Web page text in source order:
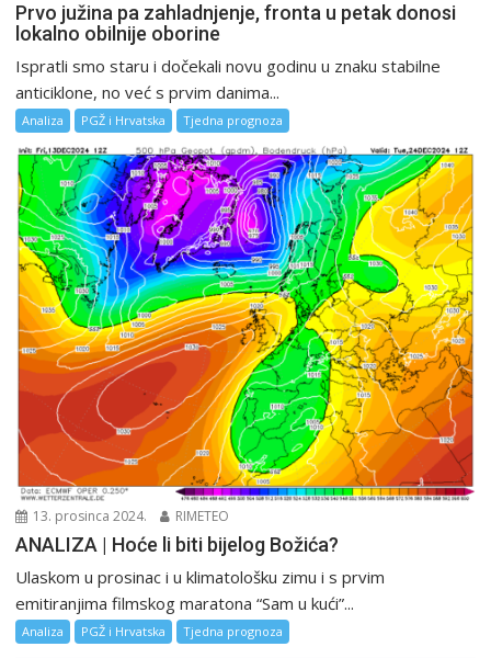
Prvo južina pa zahladnjenje, fronta u petak donosi
lokalno obilnije oborine
Ispratli smo staru i dočekali novu godinu u znaku stabilne
anticiklone, no već s prvim danima...
Analiza PGŽ i Hrvatska Tjedna prognoza
13. prosinca 2024. RIMETEO
ANALIZA | Hoće li biti bijelog Božića?
Ulaskom u prosinac i u klimatološku zimu i s prvim
emitiranjima filmskog maratona “Sam u kući”...
Analiza PGŽ i Hrvatska Tjedna prognoza